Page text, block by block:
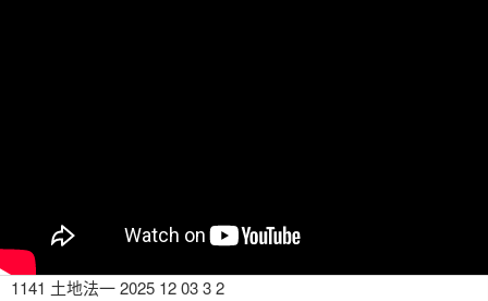
1141 土地法一 2025 12 03 3 2